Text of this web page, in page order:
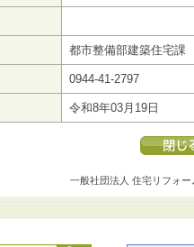
都市整備部建築住宅課
0944-41-2797
令和8年03月19日
一般社団法人 住宅リフォー